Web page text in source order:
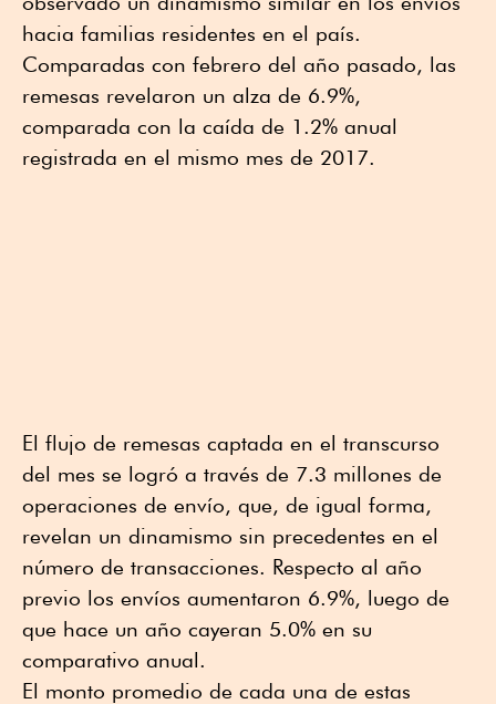
hacia familias residentes en el país.
Comparadas con febrero del año pasado, las
remesas revelaron un alza de 6.9%,
comparada con la caída de 1.2% anual
registrada en el mismo mes de 2017.
El flujo de remesas captada en el transcurso
del mes se logró a través de 7.3 millones de
operaciones de envío, que, de igual forma,
revelan un dinamismo sin precedentes en el
número de transacciones. Respecto al año
previo los envíos aumentaron 6.9%, luego de
que hace un año cayeran 5.0% en su
comparativo anual.
El monto promedio de cada una de estas